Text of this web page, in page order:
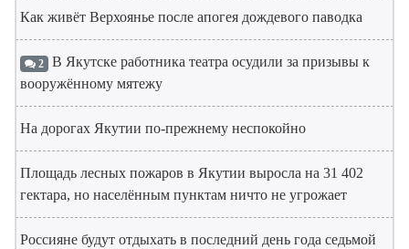
Как живёт Верхоянье после апогея дождевого паводка
2 В Якутске работника театра осудили за призывы к
вооружённому мятежу
На дорогах Якутии по-прежнему неспокойно
Площадь лесных пожаров в Якутии выросла на 31 402
гектара, но населённым пунктам ничто не угрожает
Россияне будут отдыхать в последний день года седьмой